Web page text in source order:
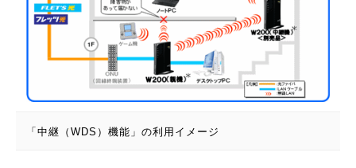
「中継（WDS）機能」の利用イメージ